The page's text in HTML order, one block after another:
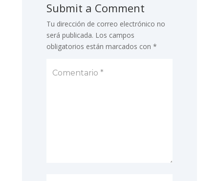
Submit a Comment
Tu dirección de correo electrónico no
será publicada. Los campos
obligatorios están marcados con *